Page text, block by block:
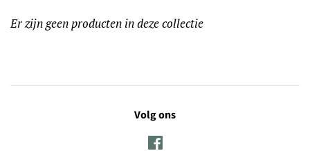
Er zijn geen producten in deze collectie
Volg ons